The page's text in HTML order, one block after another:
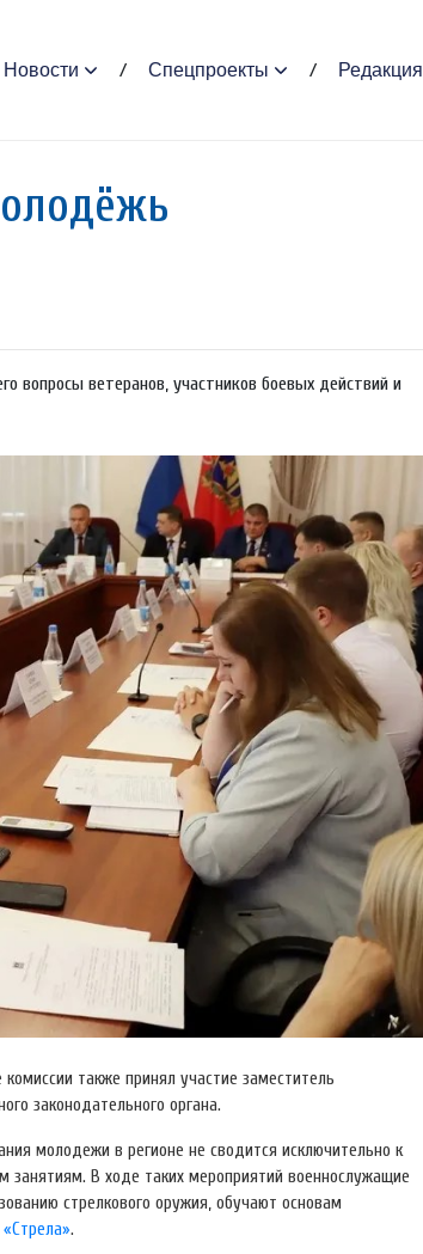
Новости Спецпроекты Редакция
вопросы ветеранов, участников боевых действий и
также принял участие заместитель
законодательного органа.
молодежи в регионе не сводится исключительно к
занятиям. В ходе таких мероприятий военнослужащие
стрелкового оружия, обучают основам
.